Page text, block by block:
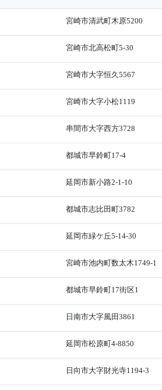
宮崎市清武町木原5200
宮崎市北高松町5-30
宮崎市大字恒久5567
宮崎市大字小松1119
串間市大字西方3728
都城市早鈴町17-4
延岡市新小路2-1-10
都城市志比田町3782
延岡市緑ケ丘5-14-30
宮崎市池内町数太木1749-1
都城市早鈴町17街区1
日南市大字風田3861
延岡市松原町4-8850
日向市大字財光寺1194-3